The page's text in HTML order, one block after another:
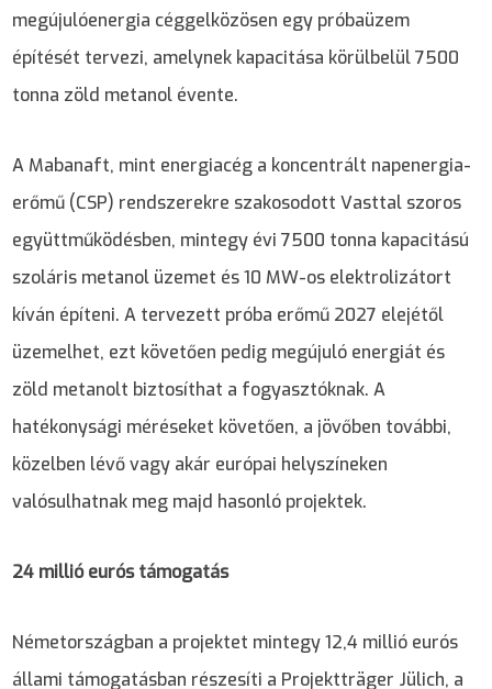
megújulóenergia céggelközösen egy próbaüzem
építését tervezi, amelynek kapacitása körülbelül 7500
tonna zöld metanol évente.
A Mabanaft, mint energiacég a koncentrált napenergia-
erőmű (CSP) rendszerekre szakosodott Vasttal szoros
együttműködésben, mintegy évi 7500 tonna kapacitású
szoláris metanol üzemet és 10 MW-os elektrolizátort
kíván építeni. A tervezett próba erőmű 2027 elejétől
üzemelhet, ezt követően pedig megújuló energiát és
zöld metanolt biztosíthat a fogyasztóknak. A
hatékonysági méréseket követően, a jövőben további,
közelben lévő vagy akár európai helyszíneken
valósulhatnak meg majd hasonló projektek.
24 millió eurós támogatás
Németországban a projektet mintegy 12,4 millió eurós
állami támogatásban részesíti a Projektträger Jülich, a